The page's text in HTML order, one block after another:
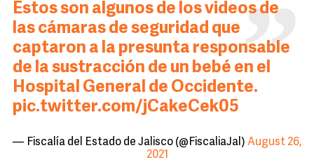
Estos son algunos de los videos de
las cámaras de seguridad que
captaron a la presunta responsable
de la sustracción de un bebé en el
Hospital General de Occidente.
pic.twitter.com/jCakeCek05
— Fiscalía del Estado de Jalisco (@FiscaliaJal) August 26,
2021